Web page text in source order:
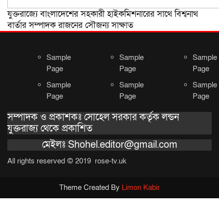
যুক্তরাজ্যে বাংলাদেশের সহকারী হাইকমিশনারের সাথে বিশ্বনাথ
বার্তার সম্পাদক রাজনের সৌজন্য সাক্ষাত
Sample
Page
Sample
Page
Sample
Page
Sample
Page
Sample
Page
Sample
Page
সম্পাদক ও প্রকাশকঃ সোহেল সরকার কর্তৃক লন্ডন
যুক্তরাজ্য থেকে প্রকাশিত
মেইলঃ Shohel.editor@gmail.com
All rights reserved © 2019 rose-tv.uk
Theme Created By Limon Kabir